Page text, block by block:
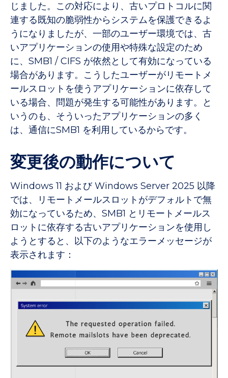
じました。この対応により、古いプロトコルに関
連する既知の脆弱性からシステムを保護できるよ
うになりましたが、一部のユーザー環境では、古
いアプリケーションの使用や特殊な設定のため
に、SMB1 / CIFS が依然として有効になっている
場合があります。こうしたユーザーがリモートメ
ールスロットを使うアプリケーションに依存して
いる場合、問題が発生する可能性があります。と
いうのも、そういったアプリケーションの多く
は、通信にSMB1 を利用しているからです。
変更後の動作について
Windows 11 および Windows Server 2025 以降
では、リモートメールスロットがデフォルトで無
効になっているため、SMB1 とリモートメールス
ロットに依存する古いアプリケーションを使用し
ようとすると、以下のようなエラーメッセージが
表示されます：